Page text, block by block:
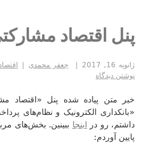
پنل اقتصاد
ژانویه 16, 2017 جعفر محمدی
نوشتن دیدگاه
خبر متن پیاده شده پنل «اقتصاد
«بانکداری الکترونیک و نظام‌های
داشتم، رو در اینجا ببینین. بخش‌های
پایین آوردم: